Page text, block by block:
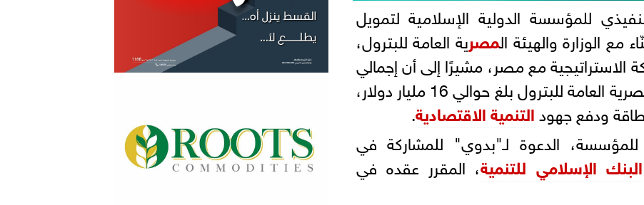
للمؤسسة الدولية الإسلامية لتمويل
مع الوزارة والهيئة المصرية العامة للبترول،
الاستراتيجية مع مصر، مشيرًا إلى أن إجمالي
التمويلات المقدمة للهيئة المصرية العامة للبترول بلغ حوالي 16 مليار دولار،
ودفع جهودالتنمية الاقتصادية.
الدعوة لـ"بدوي" للمشاركة في
البنك الإسلامي للتنمية، المقرر عقده في